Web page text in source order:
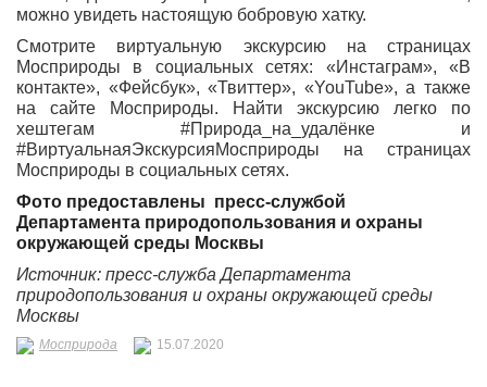
можно увидеть настоящую бобровую хатку.
Смотрите виртуальную экскурсию на страницах
Мосприроды в социальных сетях: «Инстаграм», «В
контакте», «Фейсбук», «Твиттер», «YouTube», а также
на сайте Мосприроды. Найти экскурсию легко по
хештегам #Природа_на_удалёнке и
#ВиртуальнаяЭкскурсияМосприроды на страницах
Мосприроды в социальных сетях.
Фото предоставлены пресс-службой
Департамента природопользования и охраны
окружающей среды Москвы
Источник: пресс-служба Департамента
природопользования и охраны окружающей среды
Москвы
Мосприрода 15.07.2020